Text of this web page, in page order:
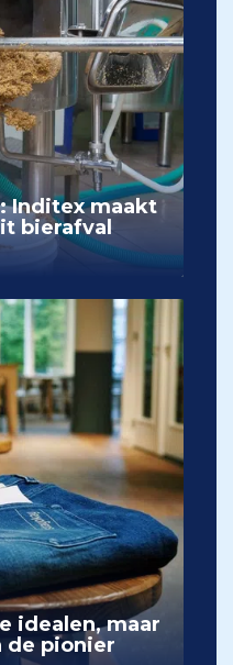
Inditex maakt
bierafval
idealen, maar
de pionier